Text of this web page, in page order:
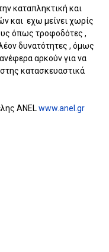
καταπληκτική και
και εχω μείνει χωρίς
όπως τροφοδότες ,
δυνατότητες , όμως
αρκούν για να
κατασκευαστικά
ANEL www.anel.gr